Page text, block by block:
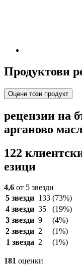
Продуктови
Оцени този продукт
рецензии на
арганово
122
езици
4,6 от 5 звезди
5 звезди 133 (73%)
4 звезди 35
(19%)
3 звезди 9
(4%)
2 звезди 2
(1%)
1 звезда 2 (1%)
181 оценки